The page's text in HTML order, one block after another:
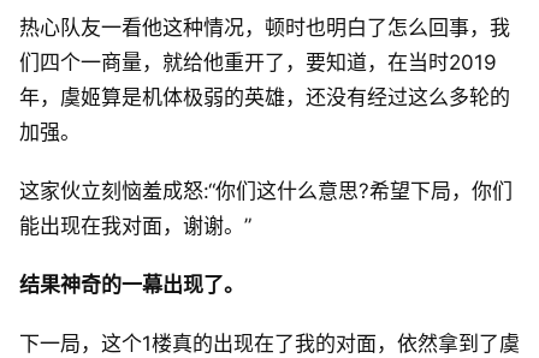
热心队友一看他这种情况，顿时也明白了怎么回事，我
们四个一商量，就给他重开了，要知道，在当时2019
年，虞姬算是机体极弱的英雄，还没有经过这么多轮的
加强。
这家伙立刻恼羞成怒:“你们这什么意思?希望下局，你们
能出现在我对面，谢谢。”
结果神奇的一幕出现了。
下一局，这个1楼真的出现在了我的对面，依然拿到了虞